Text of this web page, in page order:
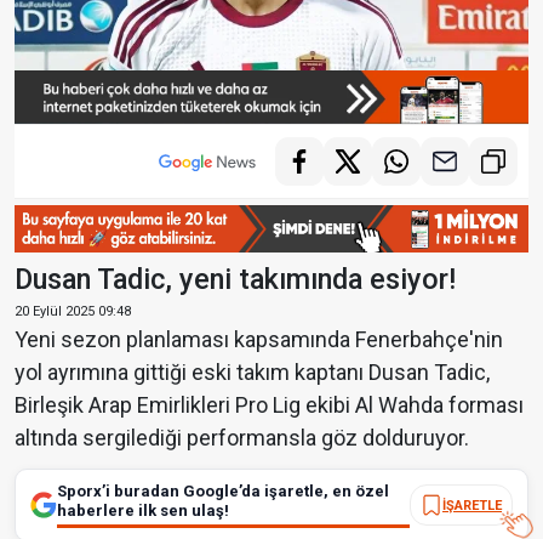
Dusan Tadic, yeni takımında esiyor!
20 Eylül 2025 09:48
Yeni sezon planlaması kapsamında Fenerbahçe'nin
yol ayrımına gittiği eski takım kaptanı Dusan Tadic,
Birleşik Arap Emirlikleri Pro Lig ekibi Al Wahda forması
altında sergilediği performansla göz dolduruyor.
Sporx’i buradan Google’da işaretle, en özel
haberlere ilk sen ulaş!
İŞARETLE